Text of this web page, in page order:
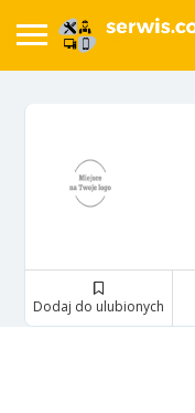
Dodaj do ulubionych